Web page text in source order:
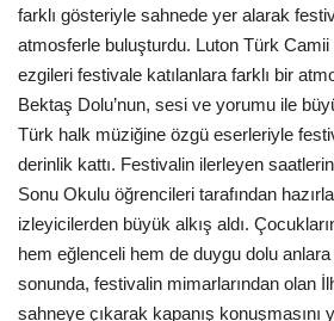
İletişim
Dilim
English Turkish
farklı gösteriyle sahnede yer alarak
atmosferle buluşturdu. Luton Türk Camii
ezgileri festivale katılanlara farklı bir
Bektaş Dolu’nun, sesi ve yorumu ile
Türk halk müziğine özgü eserleriyle
derinlik kattı. Festivalin ilerleyen
Sonu Okulu öğrencileri tarafından
izleyicilerden büyük alkış aldı.
hem eğlenceli hem de duygu dolu
sonunda, festivalin mimarlarından olan
sahneye çıkarak kapanış konuşmasını